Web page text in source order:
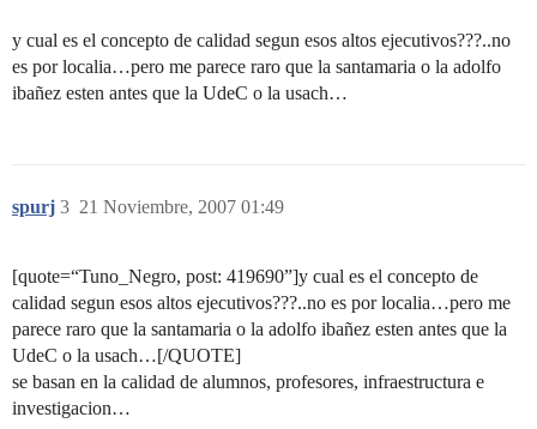
y cual es el concepto de calidad segun esos altos ejecutivos???..no
es por localia…pero me parece raro que la santamaria o la adolfo
ibañez esten antes que la UdeC o la usach…
spurj 21 Noviembre, 2007 01:49
3
[quote=“Tuno_Negro, post: 419690”]y cual es el concepto de
calidad segun esos altos ejecutivos???..no es por localia…pero me
parece raro que la santamaria o la adolfo ibañez esten antes que la
UdeC o la usach…[/QUOTE]
se basan en la calidad de alumnos, profesores, infraestructura e
investigacion…